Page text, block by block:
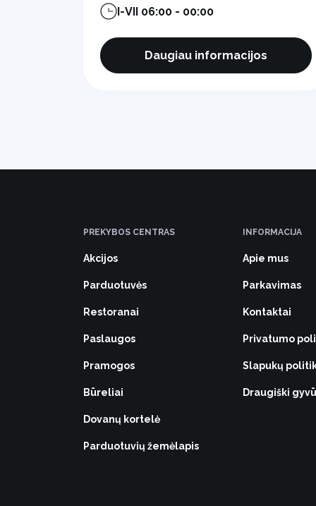
I-VII 06:00 - 00:00
Daugiau informacijos
PREKYBOS CENTRAS
Akcijos
Parduotuvės
Restoranai
Paslaugos
Pramogos
Būreliai
Dovanų kortelė
Parduotuvių žemėlapis
INFORMACIJA
Apie mus
Parkavimas
Kontaktai
Privatumo
Slapukų
Draugiški